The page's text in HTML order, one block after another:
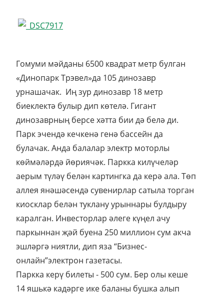
Гомуми мәйданы 6500 квадрат метр булган
«Динопарк Трэвел»да 105 динозавр
урнашачак. Иң зур динозавр 18 метр
биеклектә булыр дип көтелә. Гигант
динозаврның берсе хәтта бии дә белә ди.
Парк эчендә кечкенә генә бассейн да
булачак. Анда балалар электр моторлы
көймәләрдә йөриячәк. Паркка килүчеләр
аерым түләү белән картингка да керә ала. Төп
аллея янәшәсендә сувенирлар сатыла торган
киосклар белән туклану урыннары булдыру
каралган. Инвесторлар әлеге күңел ачу
паркыннан җәй буена 250 миллион сум акча
эшләргә ниятли, дип яза “Бизнес-
онлайн”электрон газетасы.
Паркка керү билеты - 500 сум. Бер олы кеше
14 яшькә кадәрге ике баланы бушка алып